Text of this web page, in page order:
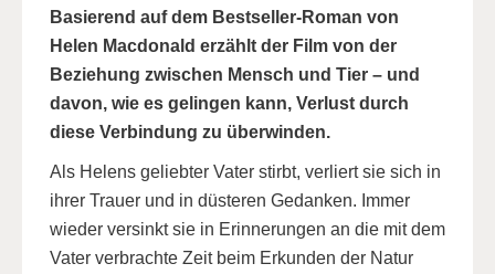
Basierend auf dem Bestseller-Roman von
Helen Macdonald erzählt der Film von der
Beziehung zwischen Mensch und Tier – und
davon, wie es gelingen kann, Verlust durch
diese Verbindung zu überwinden.
Als Helens geliebter Vater stirbt, verliert sie sich in
ihrer Trauer und in düsteren Gedanken. Immer
wieder versinkt sie in Erinnerungen an die mit dem
Vater verbrachte Zeit beim Erkunden der Natur